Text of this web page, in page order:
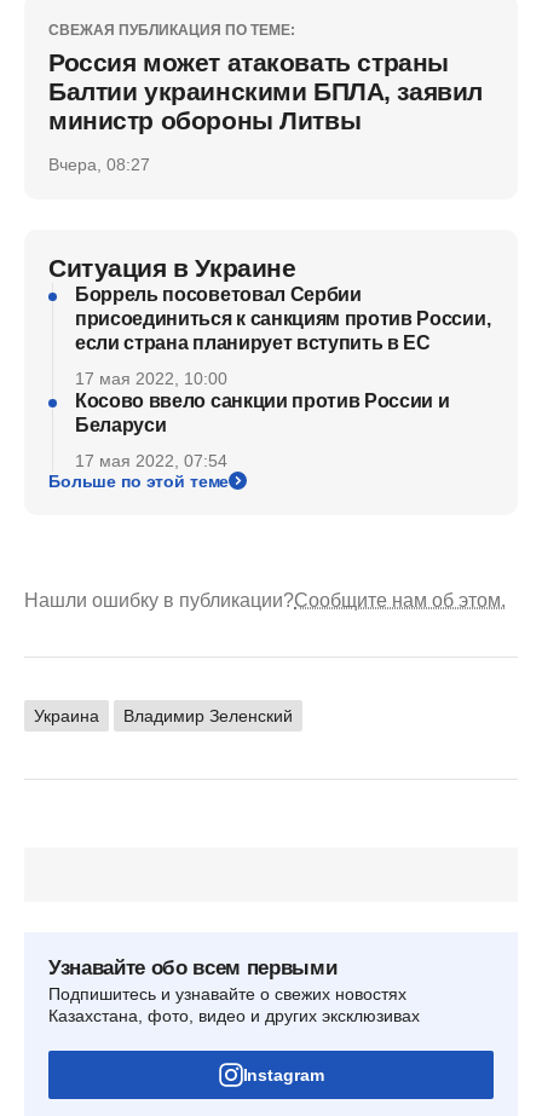
СВЕЖАЯ ПУБЛИКАЦИЯ ПО ТЕМЕ:
Россия может атаковать страны
Балтии украинскими БПЛА, заявил
министр обороны Литвы
Вчера, 08:27
Ситуация в Украине
Боррель посоветовал Сербии
присоединиться к санкциям против России,
если страна планирует вступить в ЕС
17 мая 2022, 10:00
Косово ввело санкции против России и
Беларуси
17 мая 2022, 07:54
Больше по этой теме
Нашли ошибку в публикации?Сообщите нам об этом.
Украина Владимир Зеленский
Узнавайте обо всем первыми
Подпишитесь и узнавайте о свежих новостях
Казахстана, фото, видео и других эксклюзивах
Instagram